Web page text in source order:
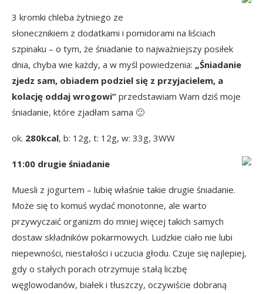
3 kromki chleba żytniego ze
słonecznikiem z dodatkami i pomidorami na liściach
szpinaku – o tym, że śniadanie to najważniejszy posiłek
dnia, chyba wie każdy, a w myśl powiedzenia: „Śniadanie
zjedz sam, obiadem podziel się z przyjacielem, a
kolację oddaj wrogowi” przedstawiam Wam dziś moje
śniadanie, które zjadłam sama 🙂
ok. 280kcal, b: 12g, t: 12g, w: 33g, 3WW
11:00 drugie śniadanie
Muesli z jogurtem – lubię właśnie takie drugie śniadanie.
Może się to komuś wydać monotonne, ale warto
przywyczaić organizm do mniej więcej takich samych
dostaw składników pokarmowych. Ludzkie ciało nie lubi
niepewności, niestałości i uczucia głodu. Czuje się najlepiej,
gdy o stałych porach otrzymuje stałą liczbę
węglowodanów, białek i tłuszczy, oczywiście dobraną